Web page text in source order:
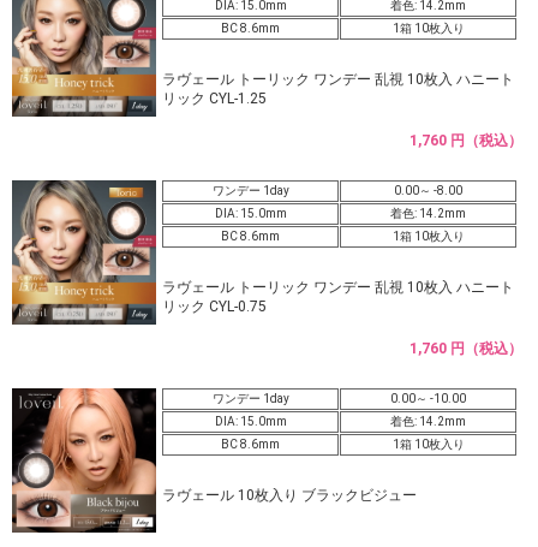
DIA: 15.0mm
着色: 14.2mm
BC 8.6mm
1箱 10枚入り
ラヴェール トーリック ワンデー 乱視 10枚入 ハニート
リック CYL-1.25
1,760 円（税込）
ワンデー 1day
0.00～ -8.00
DIA: 15.0mm
着色: 14.2mm
BC 8.6mm
1箱 10枚入り
ラヴェール トーリック ワンデー 乱視 10枚入 ハニート
リック CYL-0.75
1,760 円（税込）
ワンデー 1day
0.00～ -10.00
DIA: 15.0mm
着色: 14.2mm
BC 8.6mm
1箱 10枚入り
ラヴェール 10枚入り ブラックビジュー